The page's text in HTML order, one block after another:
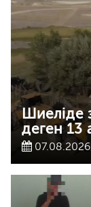
Шиеліде
деген